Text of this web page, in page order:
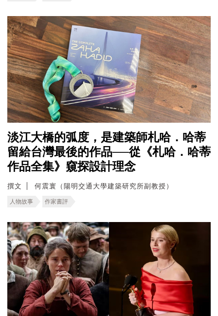
淡江大橋的弧度，是建築師札哈．哈蒂
留給台灣最後的作品──從《札哈．哈蒂
作品全集》窺探設計理念
撰文 何震寰（陽明交通大學建築研究所副教授）
人物故事 作家書評